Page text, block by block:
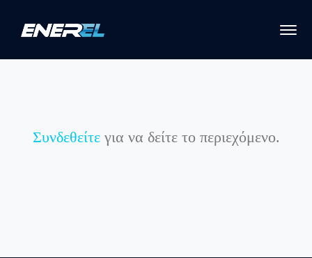
Συνδεθείτεγια να δείτε το περιεχόμενο.